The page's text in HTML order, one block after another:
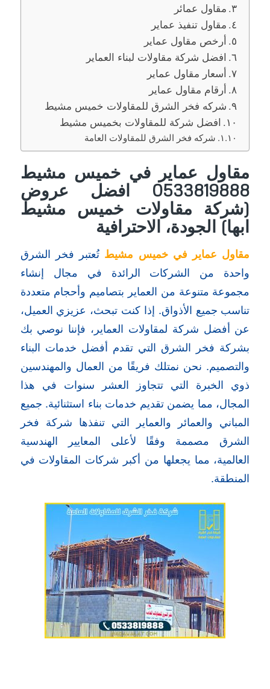
مقاول عمائر
مقاول تنفيذ عماير
أرخص مقاول عماير
افضل شركة مقاولات لبناء العماير
أسعار مقاول عماير
أرقام مقاول عماير
شركه فخر الشرق للمقاولات خميس مشيط
افضل شركة للمقاولات بخميس مشيط
شركه فخر الشرق للمقاولات العامة
مقاول عماير في خميس مشيط
0533819888 افضل عروض
(شركة مقاولات خميس مشيط
ابها) الجودة، الاحترافية
مقاول عماير في خميس مشيط تُعتبر فخر الشرق
واحدة من الشركات الرائدة في مجال إنشاء
مجموعة متنوعة من العماير بتصاميم وأحجام متعددة
تناسب جميع الأذواق. إذا كنت تبحث، عزيزي العميل،
عن أفضل شركة لمقاولات العماير، فإننا نوصي بك
بشركة فخر الشرق التي تقدم أفضل خدمات البناء
والتصميم. نحن نمتلك فريقًا من العمال والمهندسين
ذوي الخبرة التي تتجاوز العشر سنوات في هذا
المجال، مما يضمن تقديم خدمات بناء استثنائية. جميع
المباني والعمائر والعماير التي تنفذها شركة فخر
الشرق مصممة وفقًا لأعلى المعايير الهندسية
العالمية، مما يجعلها من أكبر شركات المقاولات في
المنطقة.